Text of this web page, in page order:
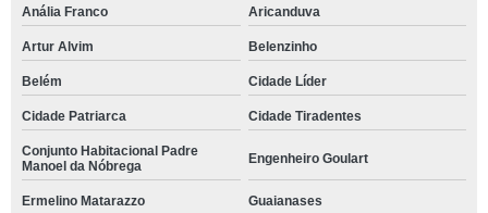
Anália Franco
Aricanduva
Artur Alvim Belenzinho
Belém Cidade Líder
Cidade Patriarca Cidade Tiradentes
Conjunto Habitacional Padre
Manoel da Nóbrega
Engenheiro Goulart
Ermelino Matarazzo Guaianases